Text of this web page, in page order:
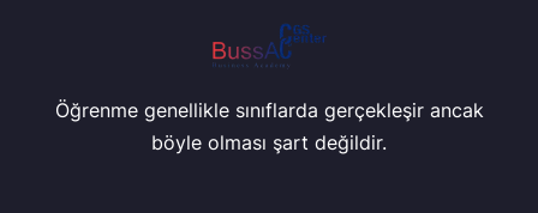
Öğrenme genellikle sınıflarda gerçekleşir ancak
böyle olması şart değildir.